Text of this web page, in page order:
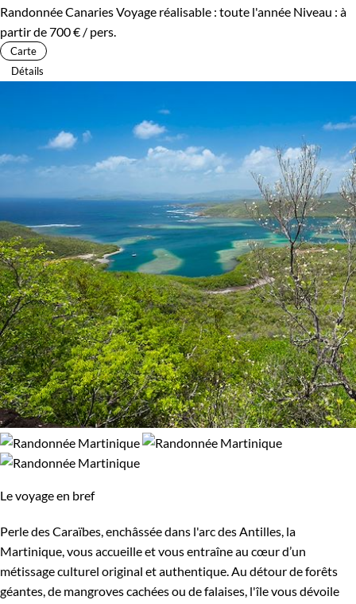
Randonnée CanariesVoyage réalisable : toute l'année Niveau : à
partir de700 € / pers.
Carte
Détails
Le voyage en bref
Perle des Caraïbes, enchâssée dans l'arc des Antilles, la
Martinique, vous accueille et vous entraîne au cœur d’un
métissage culturel original et authentique. Au détour de forêts
géantes, de mangroves cachées ou de falaises, l'île vous dévoile